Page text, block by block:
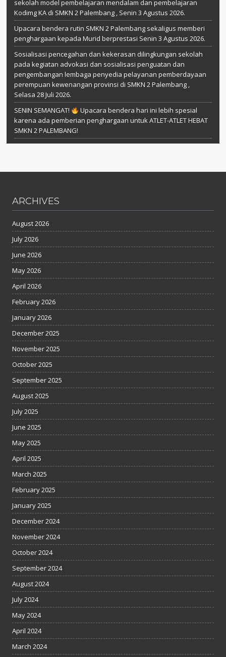
sekolah model pembelajaran mendalam dan pembelajaran
Kodimg KA di SMKN 2 Palembang , Senin 3 Agustus 2026.
Upacara bendera rutin SMKN 2 Palembang sekaligus memberi
penghargaan kepada Murid berprestasi Senin 3 Agustus 2026.
Sosialisasi pencegahan dan kekerasan dilingkungan sekolah
pada kegiatan advokasi dan sosialisasi penguatan dan
pengembangan lembaga penyedia pelayanan pemberdayaan
perempuan kewenangan provinsi di SMKN 2 Palembang ,
Selasa 28 Juli 2026.
SENIN SEMANGAT!
Upacara bendera hari ini lebih spesial
karena ada pemberian penghargaan untuk ATLET-ATLET HEBAT
SMKN 2 PALEMBANG!
ARCHIVES
August 2026
July 2026
June 2026
May 2026
April 2026
February 2026
January 2026
December 2025
November 2025
October 2025
September 2025
August 2025
July 2025
June 2025
May 2025
April 2025
March 2025
February 2025
January 2025
December 2024
November 2024
October 2024
September 2024
August 2024
July 2024
May 2024
April 2024
March 2024